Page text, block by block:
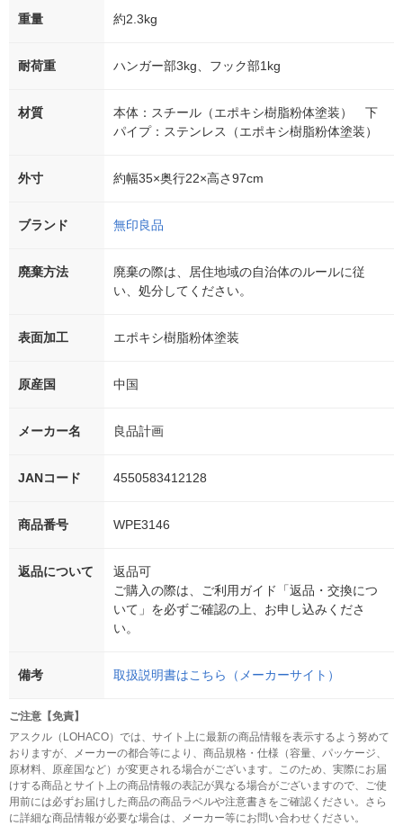
重量 約2.3kg
耐荷重 ハンガー部3kg、フック部1kg
材質
本体：スチール（エポキシ樹脂粉体塗装） 下
パイプ：ステンレス（エポキシ樹脂粉体塗装）
外寸 約幅35×奥行22×高さ97cm
ブランド 無印良品
廃棄方法
廃棄の際は、居住地域の自治体のルールに従
い、処分してください。
表面加工 エポキシ樹脂粉体塗装
原産国 中国
メーカー名 良品計画
JANコード 4550583412128
商品番号 WPE3146
返品について
返品可
ご購入の際は、ご利用ガイド「返品・交換につ
いて」を必ずご確認の上、お申し込みくださ
い。
備考 取扱説明書はこちら（メーカーサイト）
ご注意【免責】
アスクル（LOHACO）では、サイト上に最新の商品情報を表示するよう努めて
おりますが、メーカーの都合等により、商品規格・仕様（容量、パッケージ、
原材料、原産国など）が変更される場合がございます。このため、実際にお届
けする商品とサイト上の商品情報の表記が異なる場合がございますので、ご使
用前には必ずお届けした商品の商品ラベルや注意書きをご確認ください。さら
に詳細な商品情報が必要な場合は、メーカー等にお問い合わせください。